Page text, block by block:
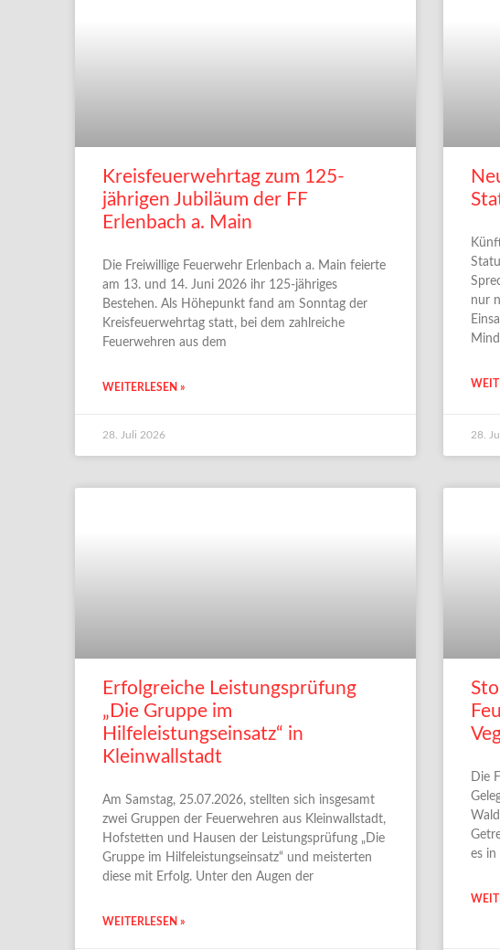
Kreisfeuerwehrtag zum 125-
jährigen Jubiläum der FF
Erlenbach a. Main
Die Freiwillige Feuerwehr Erlenbach a. Main feierte
am 13. und 14. Juni 2026 ihr 125-jähriges
Bestehen. Als Höhepunkt fand am Sonntag der
Kreisfeuerwehrtag statt, bei dem zahlreiche
Feuerwehren aus dem
WEITERLESEN »
28. Juli 2026
nur
28.
Erfolgreiche Leistungsprüfung
„Die Gruppe im
Hilfeleistungseinsatz“ in
Kleinwallstadt
Am Samstag, 25.07.2026, stellten sich insgesamt
zwei Gruppen der Feuerwehren aus Kleinwallstadt,
Hofstetten und Hausen der Leistungsprüfung „Die
Gruppe im Hilfeleistungseinsatz“ und meisterten
diese mit Erfolg. Unter den Augen der
WEITERLESEN »
Die
es in